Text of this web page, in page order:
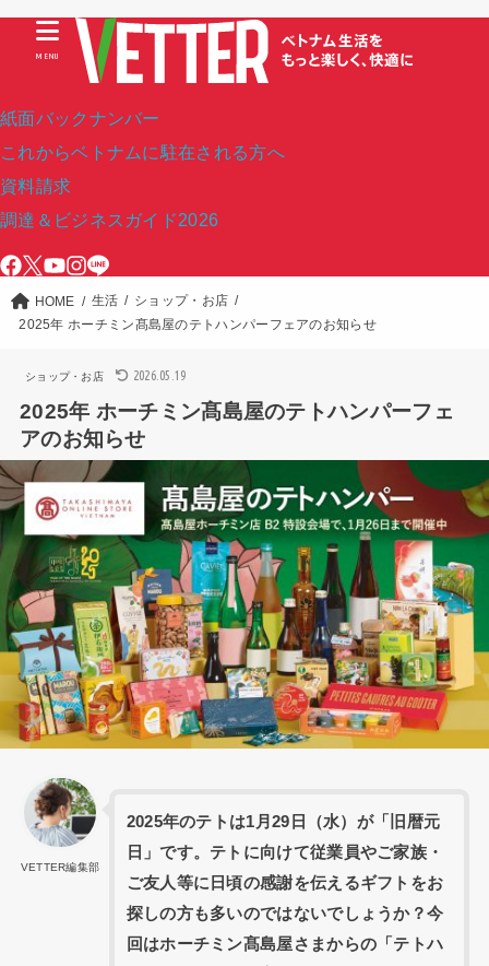
紙面バックナンバー
これからベトナムに駐在される方へ
資料請求
調達＆ビジネスガイド2026
MENU
HOME 生活
ショップ・お店
2025年 ホーチミン髙島屋のテトハンパーフェアのお知らせ
ショップ・お店 2026.05.19
2025年 ホーチミン髙島屋のテトハンパーフェ
アのお知らせ
VETTER編集部
2025年のテトは1月29日（水）が「旧暦元
日」です。テトに向けて従業員やご家族・
ご友人等に日頃の感謝を伝えるギフトをお
探しの方も多いのではないでしょうか？今
回はホーチミン髙島屋さまからの「テトハ